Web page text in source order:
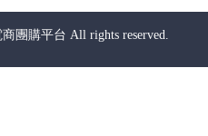
團購平台 All rights reserved.